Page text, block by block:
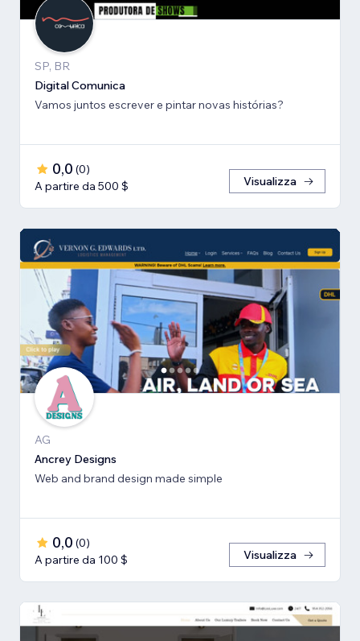
SP, BR
Digital Comunica
Vamos juntos escrever e pintar novas histórias?
0,0 (0)
A partire da 500 $
Visualizza
AG
Ancrey Designs
Web and brand design made simple
0,0 (0)
A partire da 100 $
Visualizza